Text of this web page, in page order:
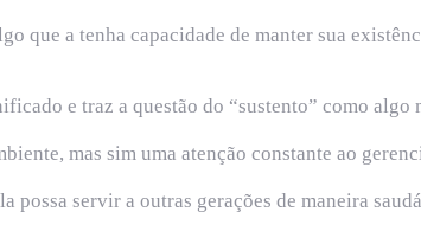
que a tenha capacidade de manter sua
e traz a questão do “sustento” como algo
mas sim uma atenção constante ao
possa servir a outras gerações de maneira